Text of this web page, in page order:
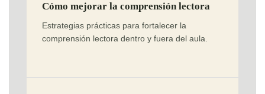
Cómo mejorar la comprensión lectora
Estrategias prácticas para fortalecer la
comprensión lectora dentro y fuera del aula.